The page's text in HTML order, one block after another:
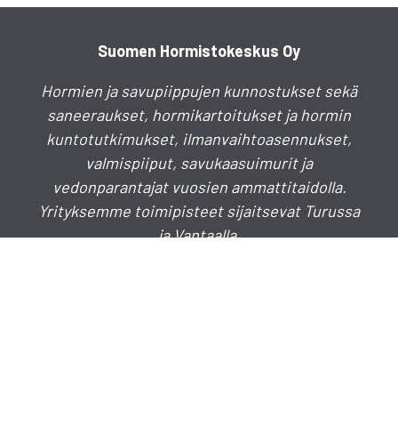
Suomen Hormistokeskus Oy
Hormien ja savupiippujen kunnostukset sekä
saneeraukset, hormikartoitukset ja hormin
kuntotutkimukset, ilmanvaihtoasennukset,
valmispiiput, savukaasuimurit ja
vedonparantajat vuosien ammattitaidolla.
Yrityksemme toimipisteet sijaitsevat Turussa
ja Vantaalla.